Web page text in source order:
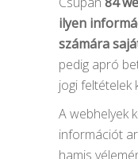
ilyen
számára
pedig apró
jogi feltételek
A webhelyek
információt
hamis